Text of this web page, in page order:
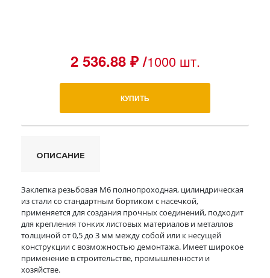
2 536.88 ₽ /1000 шт.
КУПИТЬ
ОПИСАНИЕ
Заклепка резьбовая M6 полнопроходная, цилиндрическая
из стали со стандартным бортиком с насечкой,
применяется для создания прочных соединений, подходит
для крепления тонких листовых материалов и металлов
толщиной от 0,5 до 3 мм между собой или к несущей
конструкции с возможностью демонтажа. Имеет широкое
применение в строительстве, промышленности и
хозяйстве.